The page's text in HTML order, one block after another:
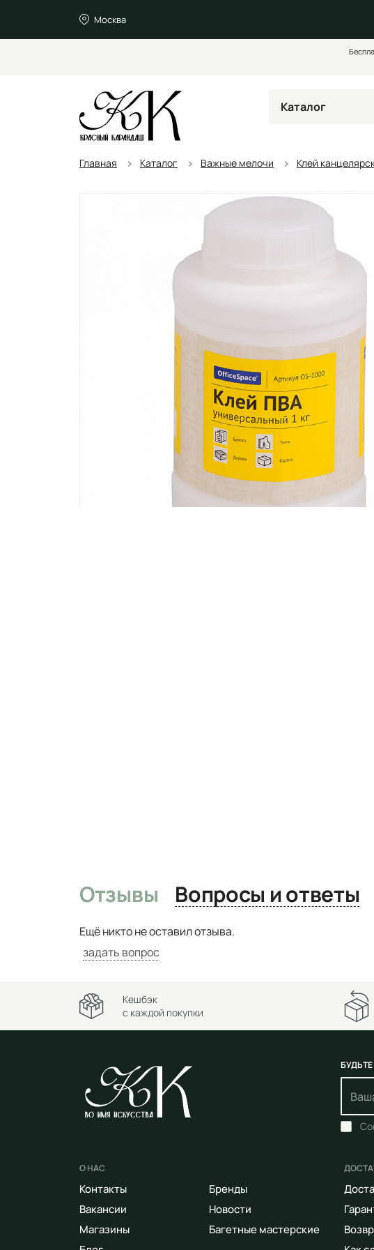
Москва
Каталог
Главная Каталог Важные мелочи Клей
Отзывы Вопросы и ответы
Ещё никто не оставил отзыва.
задать вопрос
Кешбэк
с каждой покупки
О НАС
Контакты
Вакансии
Магазины
Бренды
Новости
Багетные мастерские